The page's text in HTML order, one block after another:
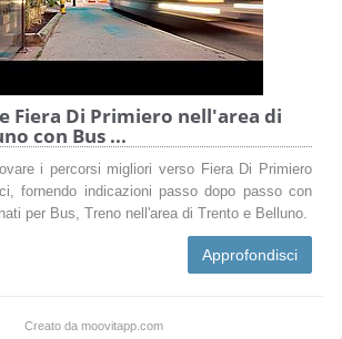
Fiera Di Primiero nell'area di
con Bus ...
i percorsi migliori verso Fiera Di Primiero
fornendo indicazioni passo dopo passo con
per Bus, Treno nell'area di Trento e Belluno.
Approfondisci
Creato da moovitapp.com